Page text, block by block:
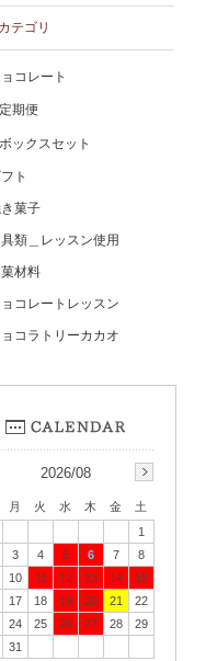
テゴリ
コレート
定期便
ボックスセット
ト
菓子
類＿レッスン使用
材料
コレートレッスン
コラトリーカカオ
2026/08
月 火 水 木 金
土
1
3 4 5 6 7
8
10 11 12 13 14
15
17 18 19 20 21
22
24 25 26 27 28
29
31